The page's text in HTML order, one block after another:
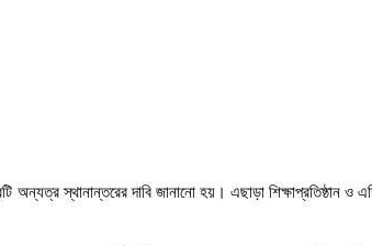
অন্যত্র স্থানান্তরের দাবি জানানো হয়। এছাড়া শিক্ষাপ্রতিষ্ঠান